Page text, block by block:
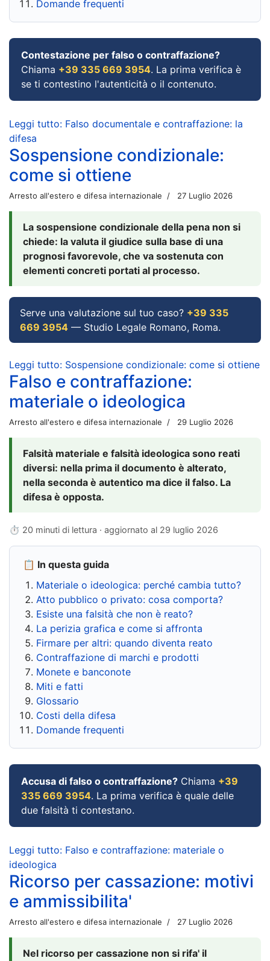
Domande frequenti
Contestazione per falso o contraffazione?
Chiama +39 335 669 3954. La prima verifica è
se ti contestino l'autenticità o il contenuto.
Leggi tutto: Falso documentale e contraffazione: la
difesa
Sospensione condizionale:
come si ottiene
Arresto all'estero e difesa internazionale 27 Luglio 2026
La sospensione condizionale della pena non si
chiede: la valuta il giudice sulla base di una
prognosi favorevole, che va sostenuta con
elementi concreti portati al processo.
Serve una valutazione sul tuo caso? +39 335
669 3954 — Studio Legale Romano, Roma.
Leggi tutto: Sospensione condizionale: come si ottiene
Falso e contraffazione:
materiale o ideologica
Arresto all'estero e difesa internazionale 29 Luglio 2026
Falsità materiale e falsità ideologica sono reati
diversi: nella prima il documento è alterato,
nella seconda è autentico ma dice il falso. La
difesa è opposta.
⏱ 20 minuti di lettura · aggiornato al 29 luglio 2026
📋 In questa guida
Materiale o ideologica: perché cambia tutto?
Atto pubblico o privato: cosa comporta?
Esiste una falsità che non è reato?
La perizia grafica e come si affronta
Firmare per altri: quando diventa reato
Contraffazione di marchi e prodotti
Monete e banconote
Miti e fatti
Glossario
Costi della difesa
Domande frequenti
Accusa di falso o contraffazione? Chiama +39
335 669 3954. La prima verifica è quale delle
due falsità ti contestano.
Leggi tutto: Falso e contraffazione: materiale o
ideologica
Ricorso per cassazione: motivi
e ammissibilita'
Arresto all'estero e difesa internazionale 27 Luglio 2026
Nel ricorso per cassazione non si rifa' il